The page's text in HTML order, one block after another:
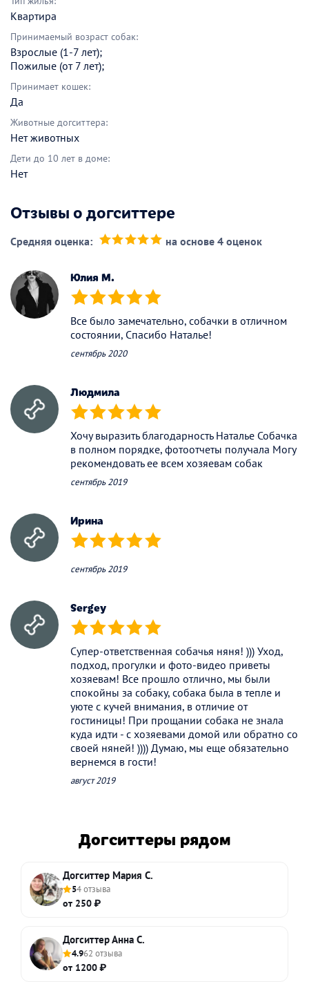
Квартира
Принимаемый возраст собак:
Взрослые (1-7 лет);
Пожилые (от 7 лет);
Принимает кошек:
Да
Животные догситтера:
Нет животных
Дети до 10 лет в доме:
Нет
Отзывы о догситтере
Средняя оценка: на основе 4 оценок
Юлия М.
(*) (*) (*) (*) (*)
Все было замечательно, собачки в отличном
состоянии, Спасибо Наталье!
сентябрь 2020
Людмила
(*) (*) (*) (*) (*)
Хочу выразить благодарность Наталье Собачка
в полном порядке, фотоотчеты получала Могу
рекомендовать ее всем хозяевам собак
сентябрь 2019
Ирина
(*) (*) (*) (*) (*)
сентябрь 2019
Sergey
(*) (*) (*) (*) (*)
Супер-ответственная собачья няня! ))) Уход,
подход, прогулки и фото-видео приветы
хозяевам! Все прошло отлично, мы были
спокойны за собаку, собака была в тепле и
уюте с кучей внимания, в отличие от
гостиницы! При прощании собака не знала
куда идти - с хозяевами домой или обратно со
своей няней! )))) Думаю, мы еще обязательно
вернемся в гости!
август 2019
Догситтеры рядом
Догситтер Мария С.
54 отзыва
от 250 ₽
Догситтер Анна С.
4.962 отзыва
от 1200 ₽